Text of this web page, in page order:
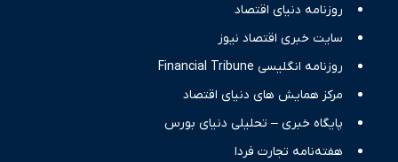
حرفه‌ای و روزآمد پوشش می‌دهیم.
روزنامه دنیای اقتصاد
سایت خبری اقتصاد نیوز
روزنامه انگلیسی Financial Tribune
مرکز همایش های دنیای اقتصاد
پایگاه خبری – تحلیلی دنیای بورس
هفته‌نامه تجارت فردا